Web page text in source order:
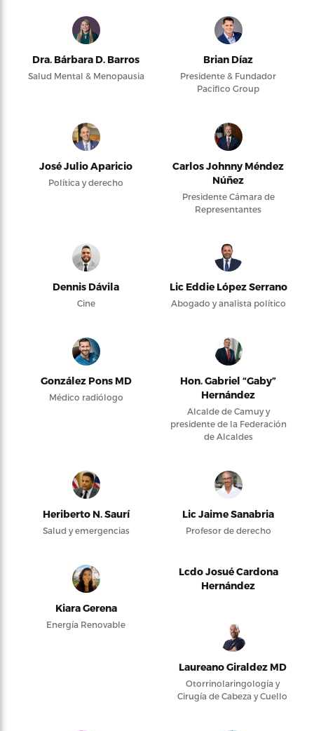
Dra. Bárbara D. Barros
Salud Mental & Menopausia
Brian Díaz
Presidente & Fundador
Pacifico Group
José Julio Aparicio
Política y derecho
Carlos Johnny Méndez
Núñez
Presidente Cámara de
Representantes
Dennis Dávila
Cine
Lic Eddie López Serrano
Abogado y analista político
González Pons MD
Médico radiólogo
Hon. Gabriel “Gaby”
Hernández
Alcalde de Camuy y
presidente de la Federación
de Alcaldes
Heriberto N. Saurí
Salud y emergencias
Lic Jaime Sanabria
Profesor de derecho
Kiara Gerena
Energía Renovable
Lcdo Josué Cardona
Hernández
Laureano Giraldez MD
Otorrinolaringología y
Cirugía de Cabeza y Cuello